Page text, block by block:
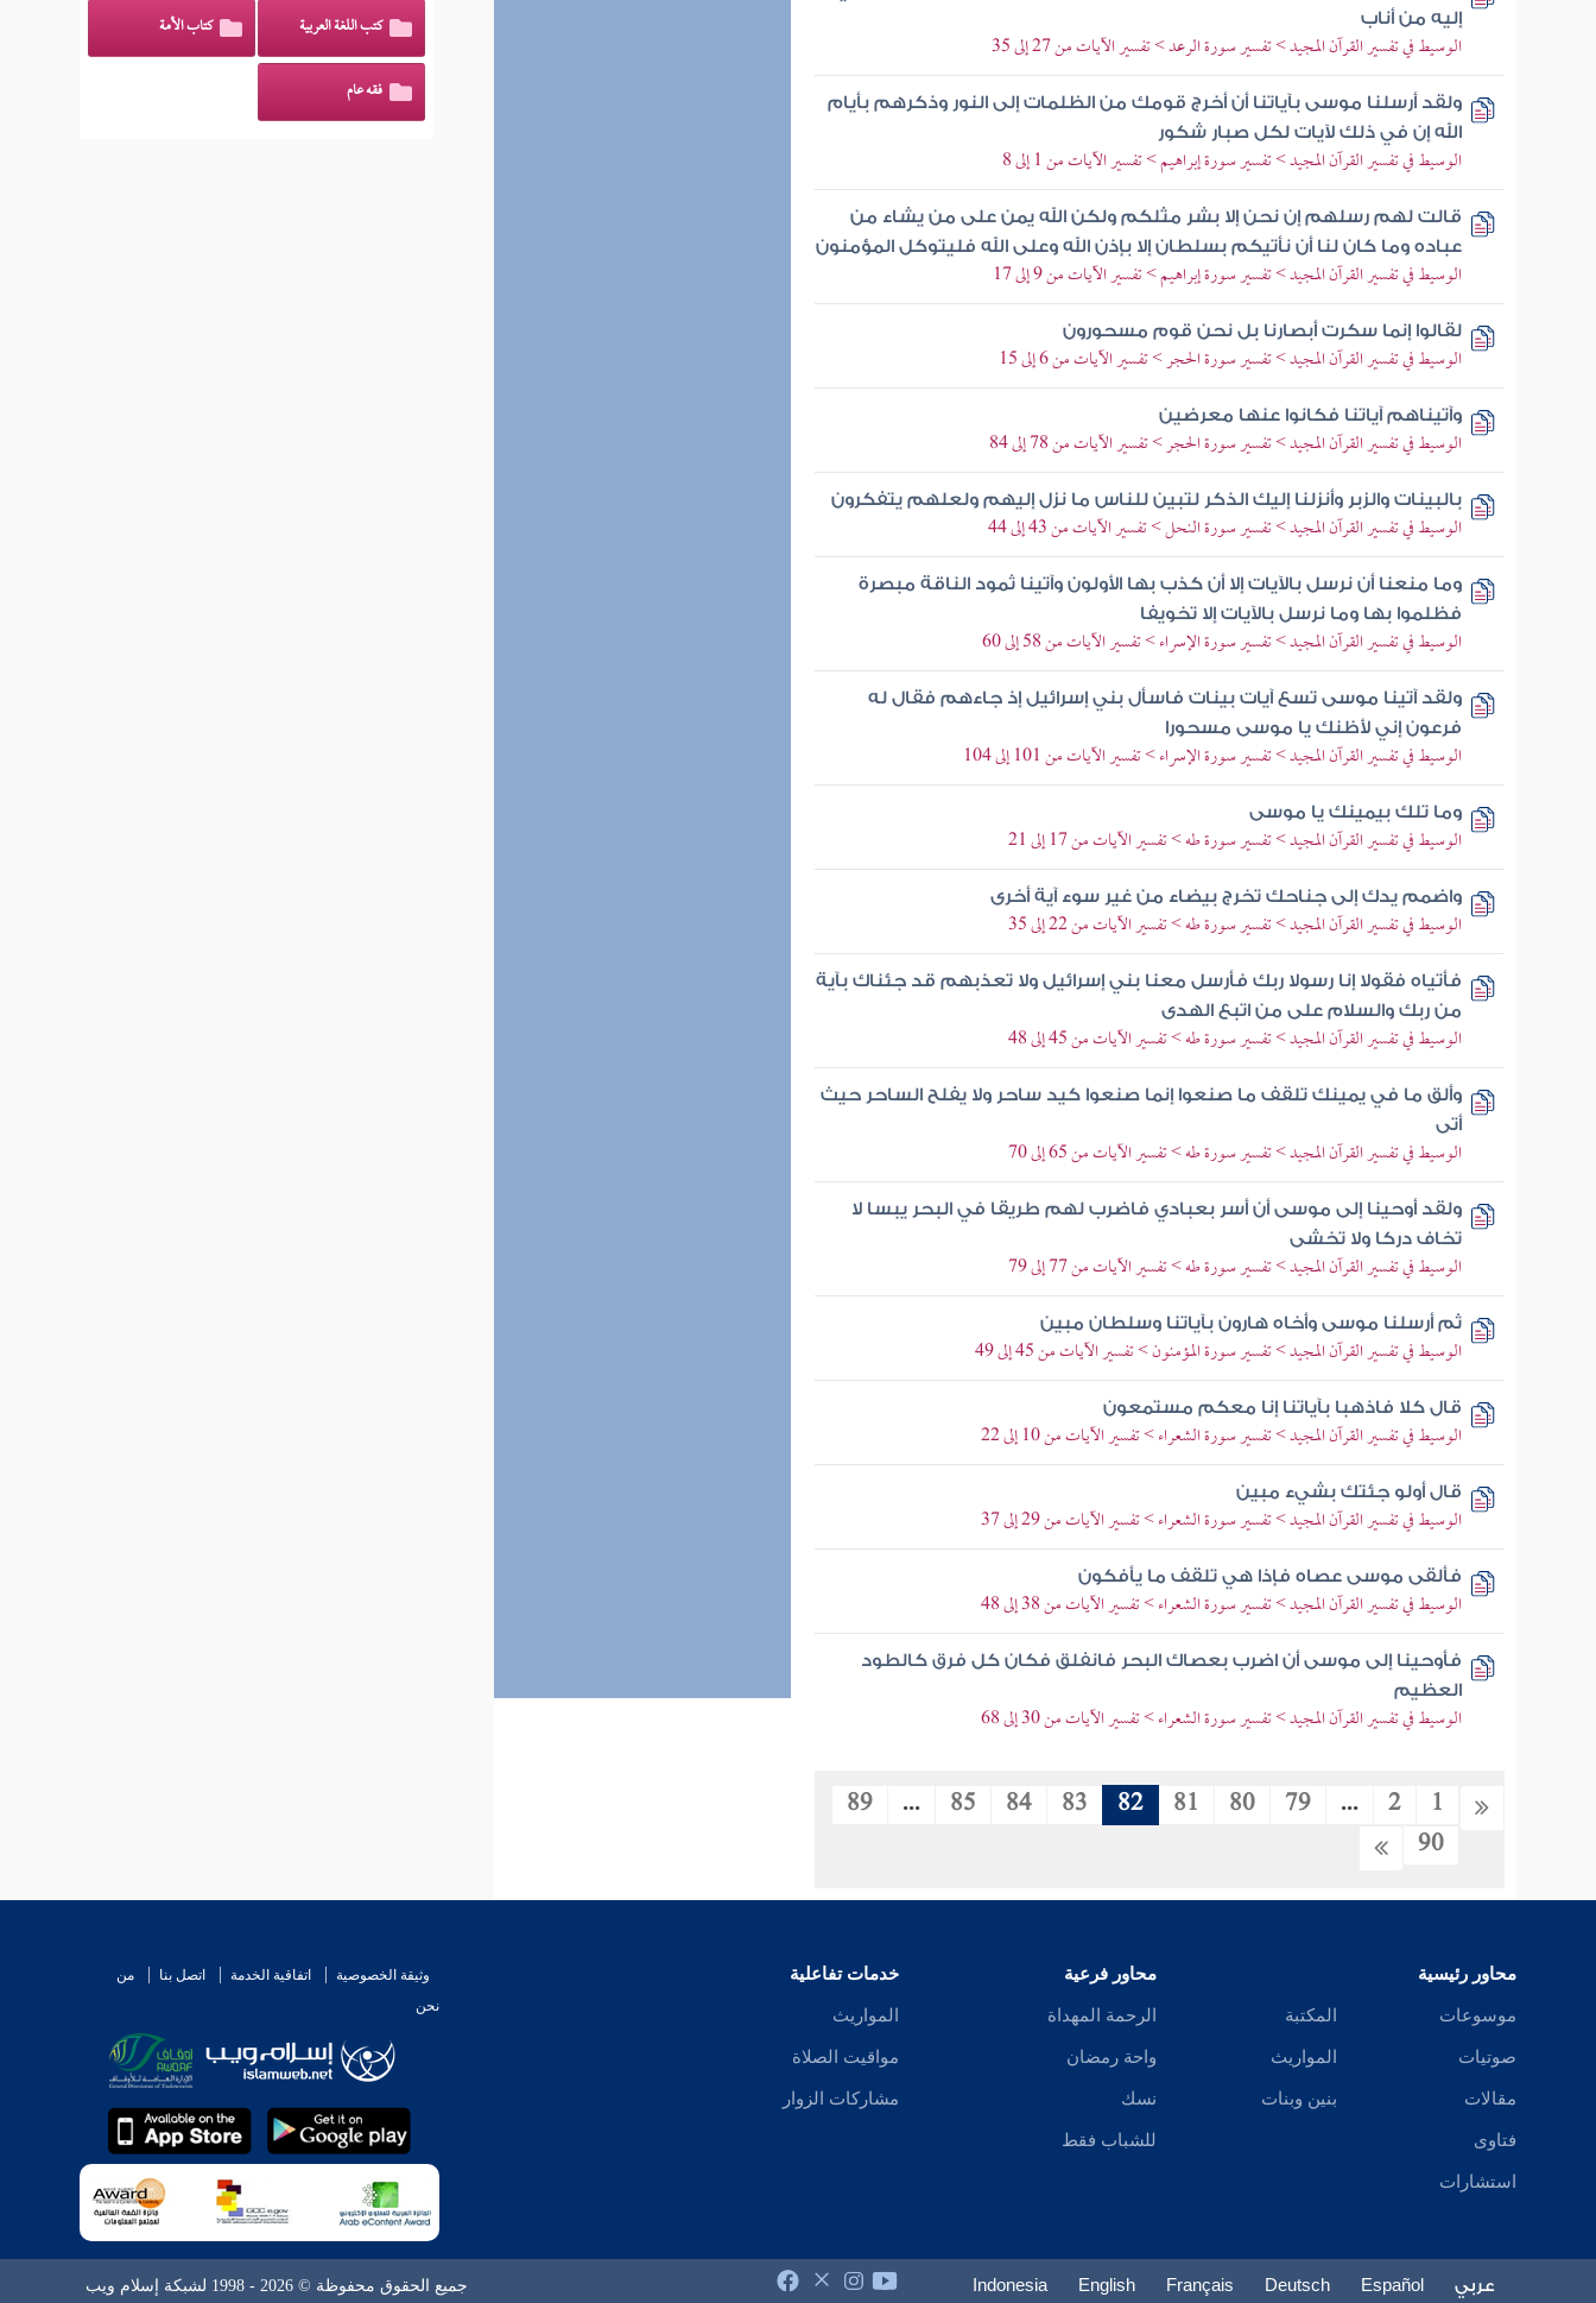
إليه من أناب
الوسيط في تفسير القرآن المجيد > تفسير سورة الرعد > تفسير الآيات من 27 إلى 35
ولقد أرسلنا موسى بآياتنا أن أخرج قومك من الظلمات إلى النور وذكرهم بأيام
الله إن في ذلك لآيات لكل صبار شكور
الوسيط في تفسير القرآن المجيد > تفسير سورة إبراهيم > تفسير الآيات من 1 إلى 8
قالت لهم رسلهم إن نحن إلا بشر مثلكم ولكن الله يمن على من يشاء من
عباده وما كان لنا أن نأتيكم بسلطان إلا بإذن الله وعلى الله فليتوكل المؤمنون
الوسيط في تفسير القرآن المجيد > تفسير سورة إبراهيم > تفسير الآيات من 9 إلى 17
لقالوا إنما سكرت أبصارنا بل نحن قوم مسحورون
الوسيط في تفسير القرآن المجيد > تفسير سورة الحجر > تفسير الآيات من 6 إلى 15
وآتيناهم آياتنا فكانوا عنها معرضين
الوسيط في تفسير القرآن المجيد > تفسير سورة الحجر > تفسير الآيات من 78 إلى 84
بالبينات والزبر وأنزلنا إليك الذكر لتبين للناس ما نزل إليهم ولعلهم يتفكرون
الوسيط في تفسير القرآن المجيد > تفسير سورة النحل > تفسير الآيات من 43 إلى 44
وما منعنا أن نرسل بالآيات إلا أن كذب بها الأولون وآتينا ثمود الناقة مبصرة
فظلموا بها وما نرسل بالآيات إلا تخويفا
الوسيط في تفسير القرآن المجيد > تفسير سورة الإسراء > تفسير الآيات من 58 إلى 60
ولقد آتينا موسى تسع آيات بينات فاسأل بني إسرائيل إذ جاءهم فقال له
فرعون إني لأظنك يا موسى مسحورا
الوسيط في تفسير القرآن المجيد > تفسير سورة الإسراء > تفسير الآيات من 101 إلى 104
وما تلك بيمينك يا موسى
الوسيط في تفسير القرآن المجيد > تفسير سورة طه > تفسير الآيات من 17 إلى 21
واضمم يدك إلى جناحك تخرج بيضاء من غير سوء آية أخرى
الوسيط في تفسير القرآن المجيد > تفسير سورة طه > تفسير الآيات من 22 إلى 35
فأتياه فقولا إنا رسولا ربك فأرسل معنا بني إسرائيل ولا تعذبهم قد جئناك بآية
من ربك والسلام على من اتبع الهدى
الوسيط في تفسير القرآن المجيد > تفسير سورة طه > تفسير الآيات من 45 إلى 48
وألق ما في يمينك تلقف ما صنعوا إنما صنعوا كيد ساحر ولا يفلح الساحر حيث
أتى
الوسيط في تفسير القرآن المجيد > تفسير سورة طه > تفسير الآيات من 65 إلى 70
ولقد أوحينا إلى موسى أن أسر بعبادي فاضرب لهم طريقا في البحر يبسا لا
تخاف دركا ولا تخشى
الوسيط في تفسير القرآن المجيد > تفسير سورة طه > تفسير الآيات من 77 إلى 79
ثم أرسلنا موسى وأخاه هارون بآياتنا وسلطان مبين
الوسيط في تفسير القرآن المجيد > تفسير سورة المؤمنون > تفسير الآيات من 45 إلى 49
قال كلا فاذهبا بآياتنا إنا معكم مستمعون
الوسيط في تفسير القرآن المجيد > تفسير سورة الشعراء > تفسير الآيات من 10 إلى 22
قال أولو جئتك بشيء مبين
الوسيط في تفسير القرآن المجيد > تفسير سورة الشعراء > تفسير الآيات من 29 إلى 37
فألقى موسى عصاه فإذا هي تلقف ما يأفكون
الوسيط في تفسير القرآن المجيد > تفسير سورة الشعراء > تفسير الآيات من 38 إلى 48
فأوحينا إلى موسى أن اضرب بعصاك البحر فانفلق فكان كل فرق كالطود
العظيم
الوسيط في تفسير القرآن المجيد > تفسير سورة الشعراء > تفسير الآيات من 30 إلى 68
1
2
...
79
80
81
82
83
84
85
...
89
90
كتب اللغة العربية كتاب الأمة
فقه عام
محاور رئيسية
موسوعات
صوتيات
مقالات
فتاوى
استشارات
المكتبة
المواريث
بنين وبنات
محاور فرعية
الرحمة المهداة
واحة رمضان
نسك
للشباب فقط
خدمات تفاعلية
المواريث
مواقيت الصلاة
مشاركات الزوار
وثيقة الخصوصية اتفاقية الخدمة اتصل بنا
من
نحن
عربي Español
Deutsch
Français
English
Indonesia جميع الحقوق محفوظة © 2026 - 1998 لشبكة إسلام ويب